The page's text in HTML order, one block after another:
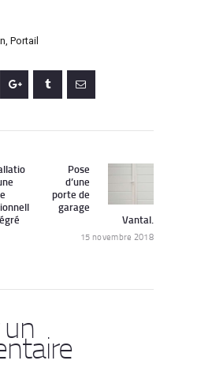
Portail
Pose
d’une
porte de
garage
Vantal.
15 novembre 2018